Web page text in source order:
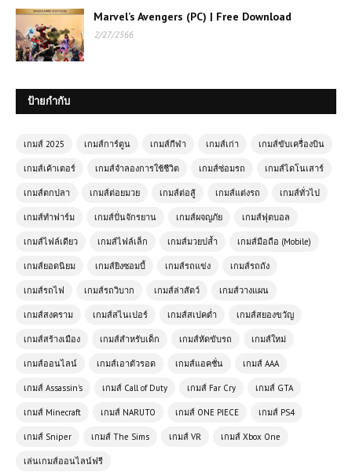
Marvel’s Avengers (PC) | Free Download
2/27/2566
ป้ายกำกับ
เกมส์ 2025 เกมส์การ์ตูน เกมส์กีฬา เกมส์เก่า เกมส์ขับเครื่องบิน
เกมส์เค้าเตอร์ เกมส์จำลองการใช้ชีวิต เกมส์ซ่อมรถ เกมส์ไดโนเสาร์
เกมส์ตกปลา เกมส์ต่อยมวย เกมส์ต่อสู้ เกมส์แต่งรถ เกมส์ทั่วไป
เกมส์ทำฟาร์ม เกมส์ปั่นจักรยาน เกมส์ผจญภัย เกมส์ฟุตบอล
เกมส์ไฟล์เดียว เกมส์ไฟล์เล็ก เกมส์มวยปล้ำ เกมส์มือถือ (Mobile)
เกมส์ยอดนิยม เกมส์ยิงซอมบี้ เกมส์รถแข่ง เกมส์รถถัง
เกมส์รถไฟ เกมส์รถวิบาก เกมส์ล่าสัตว์ เกมส์วางแผน
เกมส์สงคราม เกมส์สไนเปอร์ เกมส์สเปคต่ำ เกมส์สยองขวัญ
เกมส์สร้างเมือง เกมส์สำหรับเด็ก เกมส์หัดขับรถ เกมส์ใหม่
เกมส์ออนไลน์ เกมส์เอาตัวรอด เกมส์แอคชั่น เกมส์ AAA
เกมส์ Assassin's เกมส์ Call of Duty เกมส์ Far Cry เกมส์ GTA
เกมส์ Minecraft เกมส์ NARUTO เกมส์ ONE PIECE เกมส์ PS4
เกมส์ Sniper เกมส์ The Sims เกมส์ VR เกมส์ Xbox One
เล่นเกมส์ออนไลน์ฟรี
เกมออนไลน์ฟรี Tank Arena การต่อสู้
สุดดุเดือดในสนามรบ
เกมส์ออนไลน์ฟรี 2 Player Crazy
Racer – เกมแข่งรถมันส์สองผู้เล่น
เกมส์ออนไลน์ฟรี Monster Truck Dirt
พลาด
เกมส์ออนไลน์ฟรี Tractor Farming
Simulator – เกมจำลองการทำฟาร์มสุด